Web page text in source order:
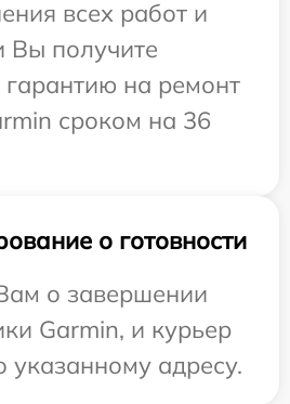
всех работ и
Вы получите
на ремонт
сроком на 36
о готовности
о завершении
Garmin, и курьер
указанному адресу.